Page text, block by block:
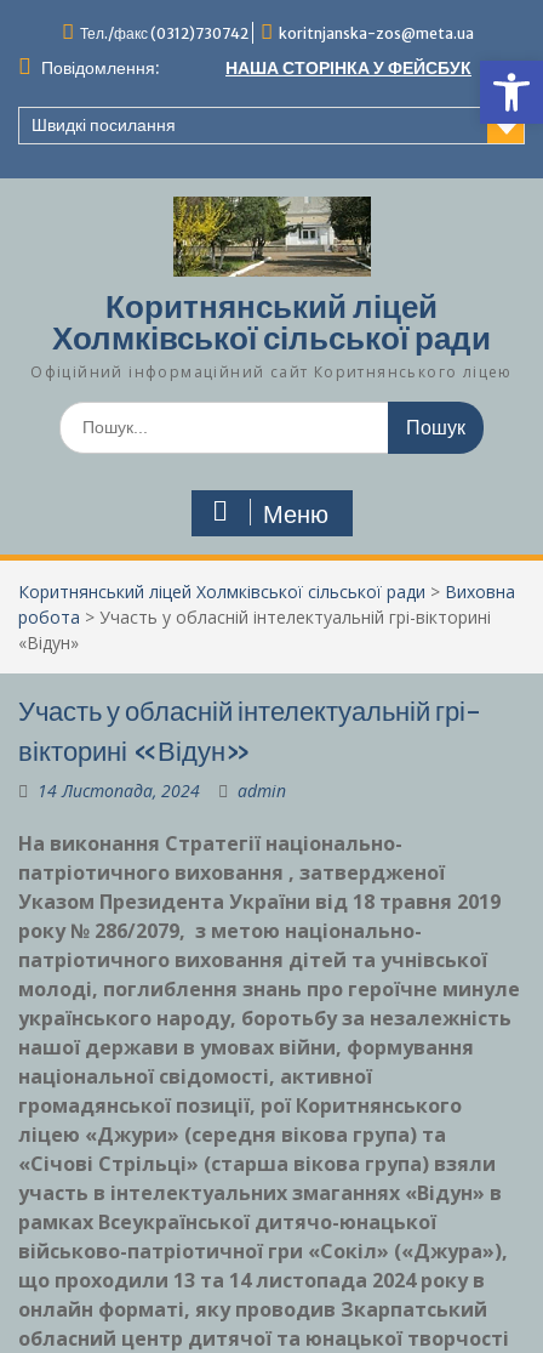
вмісту
Тел./факс (0312)730742 koritnjanska-zos@meta.ua
Повідомлення: НАША СТОРІНКА У ФЕЙСБУК
Швидкі посилання
Коритнянський ліцей
Холмківської сільської ради
Офіційний інформаційний сайт Коритнянського ліцею
Шукати:
Меню
Коритнянський ліцей Холмківської сільської ради > Виховна
робота > Участь у обласній інтелектуальній грі-вікторині
«Відун»
Участь у обласній інтелектуальній грі-
вікторині «Відун»
14 Листопада, 2024 admin
На виконання Стратегії національно-
патріотичного виховання , затвердженої
Указом Президента України від 18 травня 2019
року № 286/2079, з метою національно-
патріотичного виховання дітей та учнівської
молоді, поглиблення знань про героїчне минуле
українського народу, боротьбу за незалежність
нашої держави в умовах війни, формування
національної свідомості, активної
громадянської позиції, рої Коритнянського
ліцею «Джури» (середня вікова група) та
«Січові Стрільці» (старша вікова група) взяли
участь в інтелектуальних змаганнях «Відун» в
рамках Всеукраїнської дитячо-юнацької
військово-патріотичної гри «Сокіл» («Джура»),
що проходили 13 та 14 листопада 2024 року в
онлайн форматі, яку проводив Зкарпатський
обласний центр дитячої та юнацької творчості